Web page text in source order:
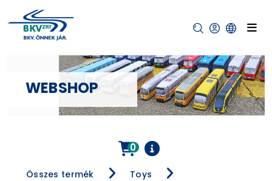
WEBSHOP
Összes termék Toys
0